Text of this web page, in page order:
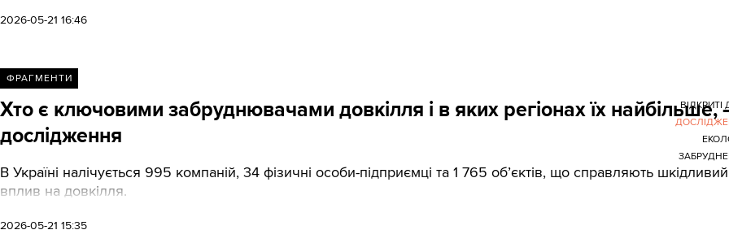
2026-05-21 16:46
ФРАГМЕНТИ
Хто є ключовими забруднювачами довкілля і в яких регіонах їх найбільше,
дослідження
В Україні налічується 995 компаній, 34 фізичні особи-підприємці та 1 765 об’єктів, що справляють шкідливий
вплив на довкілля.
2026-05-21 15:35
ВІДКРИТІ